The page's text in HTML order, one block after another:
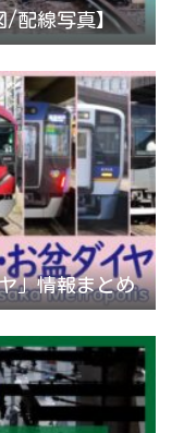
/配線写真】
」情報まとめ